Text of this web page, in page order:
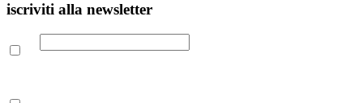
iscriviti alla newsletter